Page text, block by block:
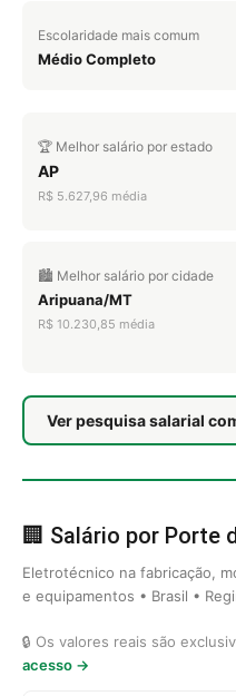
Escolaridade mais comum
Médio Completo
🏆 Melhor salário por estado
AP
R$ 5.627,96 média
🏙️ Melhor salário por cidade
Aripuana/MT
R$ 10.230,85 média
Ver pesquisa salarial
🏢 Salário por Porte
Eletrotécnico na fabricação,
e equipamentos • Brasil •
🔒 Os valores reais são
acesso →